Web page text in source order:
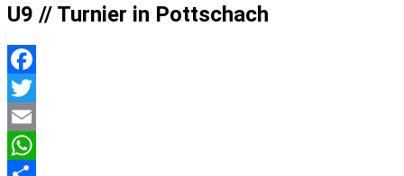
U9 // Turnier in Pottschach
Facebook
Twitter
Email